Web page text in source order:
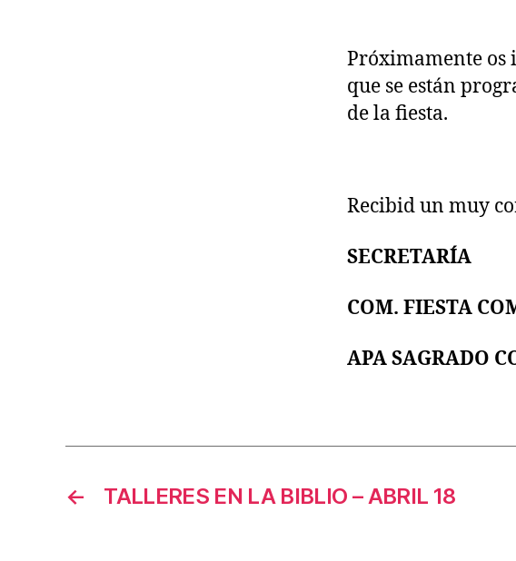
Próximamente os
que se están
de la fiesta.
Recibid un muy
SECRETARÍA
COM. FIESTA
APA SAGRADO
← TALLERES EN LA BIBLIO – ABRIL 18